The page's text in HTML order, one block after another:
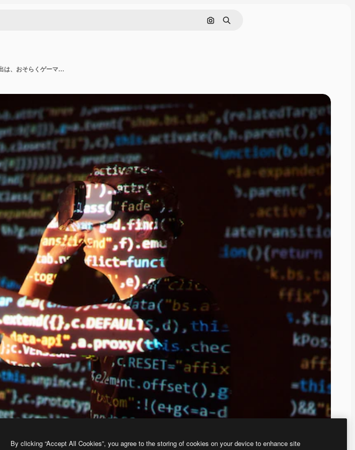
画像で検索
検索
白人男性とバーチャルリアリティVRヘッドセットの二重露出は、おそらくゲーマーまたはハッカーがコードを安全なネットワークまたはサーバーにコード行で解読していることです。
By clicking “Accept All Cookies”, you agree to the storing of cookies on your device to enhance site